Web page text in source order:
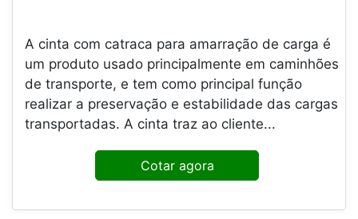
A cinta com catraca para amarração de carga é
um produto usado principalmente em caminhões
de transporte, e tem como principal função
realizar a preservação e estabilidade das cargas
transportadas. A cinta traz ao cliente...
Cotar agora